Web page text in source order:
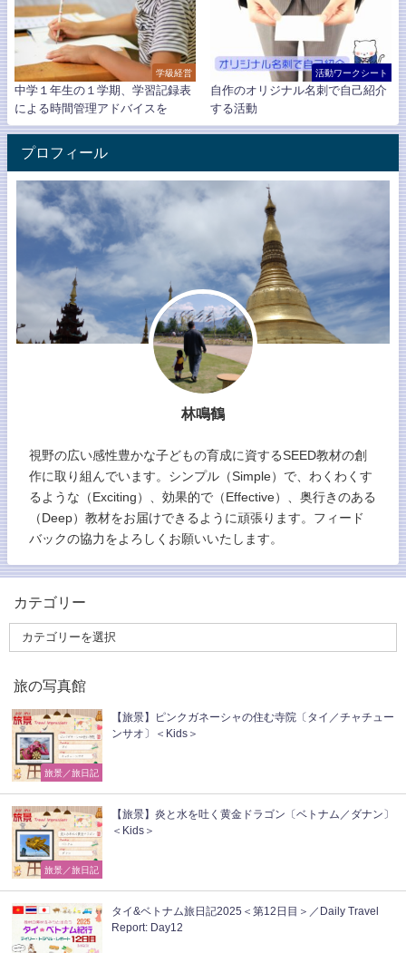
学級経営
中学１年生の１学期、学習記録表
による時間管理アドバイスを
活動ワークシート
自作のオリジナル名刺で自己紹介
する活動
プロフィール
林鳴鶴
視野の広い感性豊かな子どもの育成に資するSEED教材の創
作に取り組んでいます。シンプル（Simple）で、わくわくす
るような（Exciting）、効果的で（Effective）、奥行きのある
（Deep）教材をお届けできるように頑張ります。フィード
バックの協力をよろしくお願いいたします。
カテゴリー
旅の写真館
旅景／旅日記
【旅景】ピンクガネーシャの住む寺院〔タイ／チャチュー
ンサオ〕＜Kids＞
旅景／旅日記
【旅景】炎と水を吐く黄金ドラゴン〔ベトナム／ダナン〕
＜Kids＞
タイ&ベトナム旅日記2025＜第12日目＞／Daily Travel
Report: Day12